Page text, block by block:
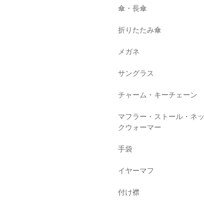
傘・長傘
折りたたみ傘
メガネ
サングラス
チャーム・キーチェーン
マフラー・ストール・ネッ
クウォーマー
手袋
イヤーマフ
付け襟